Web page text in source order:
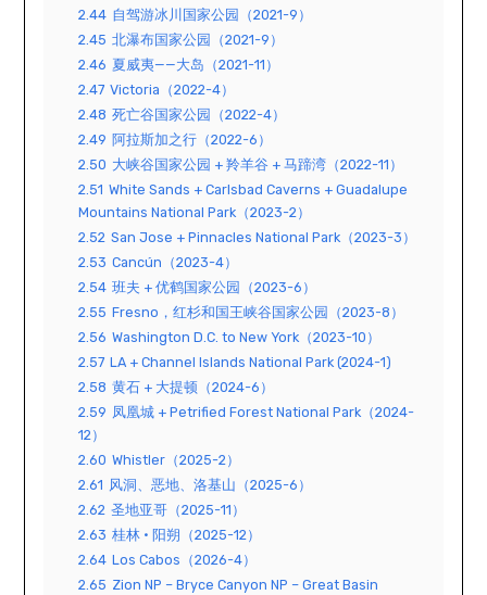
2.44 自驾游冰川国家公园（2021-9）
2.45 北瀑布国家公园（2021-9）
2.46 夏威夷——大岛（2021-11）
2.47 Victoria（2022-4）
2.48 死亡谷国家公园（2022-4）
2.49 阿拉斯加之行（2022-6）
2.50 大峡谷国家公园 + 羚羊谷 + 马蹄湾（2022-11）
2.51 White Sands + Carlsbad Caverns + Guadalupe
Mountains National Park（2023-2）
2.52 San Jose + Pinnacles National Park（2023-3）
2.53 Cancún（2023-4）
2.54 班夫 + 优鹤国家公园（2023-6）
2.55 Fresno，红杉和国王峡谷国家公园（2023-8）
2.56 Washington D.C. to New York（2023-10）
2.57 LA + Channel Islands National Park (2024-1)
2.58 黄石 + 大提顿（2024-6）
2.59 凤凰城 + Petrified Forest National Park（2024-
12）
2.60 Whistler（2025-2）
2.61 风洞、恶地、洛基山（2025-6）
2.62 圣地亚哥（2025-11）
2.63 桂林 · 阳朔（2025-12）
2.64 Los Cabos（2026-4）
2.65 Zion NP – Bryce Canyon NP – Great Basin